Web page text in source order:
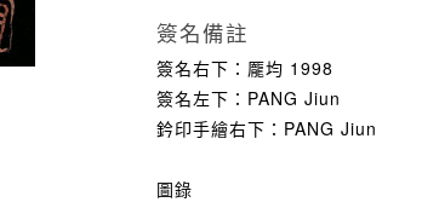
簽名備註
簽名右下：龎均 1998
簽名左下：PANG Jiun
鈐印手繪右下：PANG Jiun
圖錄